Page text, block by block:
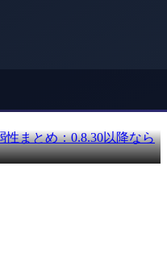
性まとめ：0.8.30以降なら